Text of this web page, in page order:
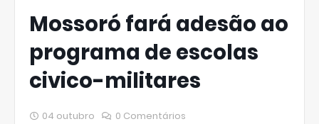
Mossoró fará adesão ao
programa de escolas
civico-militares
04 outubro 0 Comentários